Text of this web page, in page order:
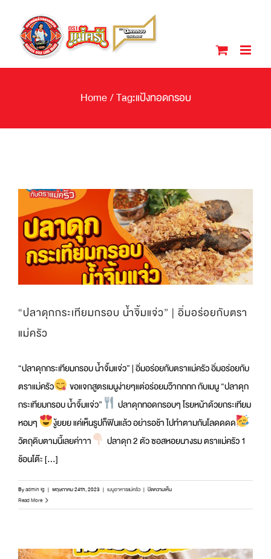
content
Home/Tag:แป้งทอดกรอบ
“ปลาดุกกระเทียมกรอบ น้ำจิ้มแจ่ว” | อิ่มอร่อยกับตรา
แม่ครัว
“ปลาดุกกระเทียมกรอบ น้ำจิ้มแจ่ว” | อิ่มอร่อยกับตราแม่ครัว อิ่มอร่อยกับ
ตราแม่ครัว
ขอแจกสูตรเมนูง่ายๆแต่อร่อยมว๊ากกกก กับเมนู “ปลาดุก
กระเทียมกรอบ น้ำจิ้มแจ่ว”
ปลาดุกทอดกรอบๆ โรยหน้าด้วยกระเทียม
หอมๆ
งู้ยยย แค่เห็นรูปก็ฟินแล้ว อย่ารอช้า ไปทำตามกันโลดดดด
วัตถุดิบตามนี้เลยค่าาา
ปลาดุก 2 ตัว ซอสหอยนางรม ตราแม่ครัว 1
ช้อนโต๊ะ [...]
Byadmin fg | พฤษภาคม 24th, 2023 | เมนูอาหารแม่ครัว | ปิดความเห็นบน
ดุก
จิ้ม
Read More